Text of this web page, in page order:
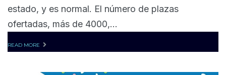
estado, y es normal. El número de plazas
ofertadas, más de 4000,...
READ MORE